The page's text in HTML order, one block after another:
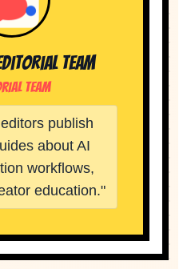
Team
Team
publish
about AI
workflows,
education."